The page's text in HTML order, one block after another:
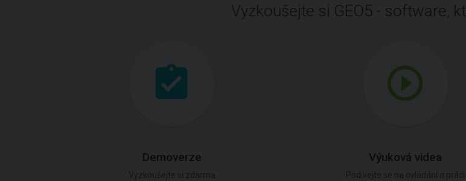
Vyzkoušejte si GEO5 - software,
Demoverze Výuková videa